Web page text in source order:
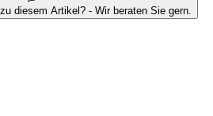
diesem Artikel? - Wir beraten Sie gern.